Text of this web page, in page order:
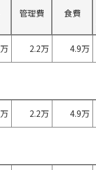
管理費 食費
2.2万 4.9万
2.2万 4.9万